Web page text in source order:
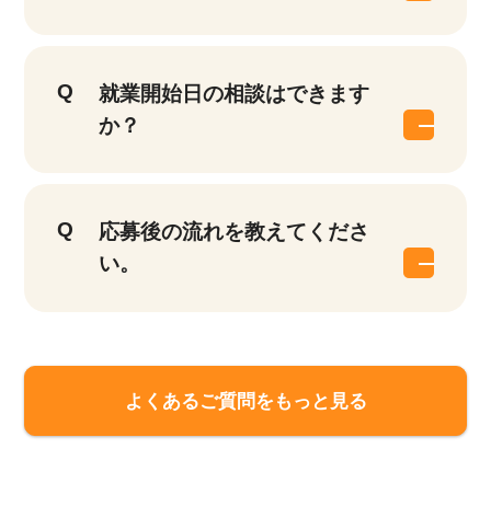
就業開始日の相談はできます
か？
応募後の流れを教えてくださ
い。
よくあるご質問をもっと見る